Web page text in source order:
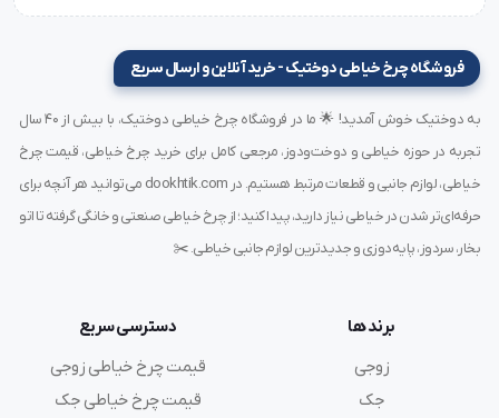
فروشگاه چرخ خیاطی دوختیک - خرید آنلاین و ارسال سریع
به دوختیک خوش آمدید! 🌟 ما در فروشگاه چرخ خیاطی دوختیک، با بیش از ۴۰ سال
تجربه در حوزه خیاطی و دوخت‌ودوز، مرجعی کامل برای خرید چرخ خیاطی، قیمت چرخ
خیاطی، لوازم جانبی و قطعات مرتبط هستیم. در dookhtik.com می‌توانید هر آنچه برای
حرفه‌ای‌تر شدن در خیاطی نیاز دارید، پیدا کنید؛ از چرخ خیاطی صنعتی و خانگی گرفته تا اتو
بخار، سردوز، پایه‌دوزی و جدیدترین لوازم جانبی خیاطی. ✂️
برند ها
زوجی
جک
دسترسی سریع
قیمت چرخ خیاطی زوجی
قیمت چرخ خیاطی جک